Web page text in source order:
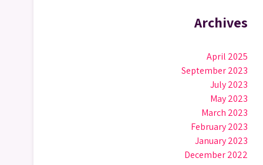
Archives
April 2025
September 2023
July 2023
May 2023
March 2023
February 2023
January 2023
December 2022